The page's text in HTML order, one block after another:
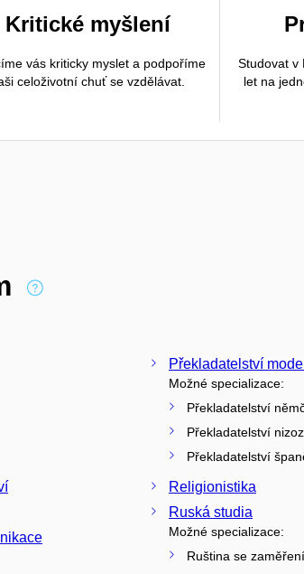
Kritické myšlení
vás kriticky myslet a podpoříme
celoživotní chuť se vzdělávat.
Studovat v
let na
Překladatelství
Možné specializace:
Překladatelství
Překladatelství
Překladatelství
Religionistika
Ruská studia
Možné specializace:
Ruština se